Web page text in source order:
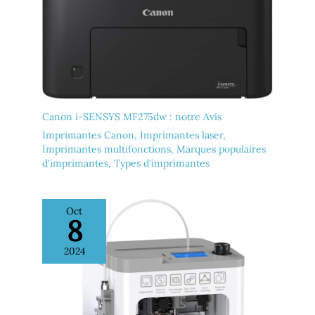
Canon i-SENSYS MF275dw : notre Avis
Imprimantes Canon, Imprimantes laser,
Imprimantes multifonctions, Marques populaires
d'imprimantes, Types d'imprimantes
Oct
8
2024